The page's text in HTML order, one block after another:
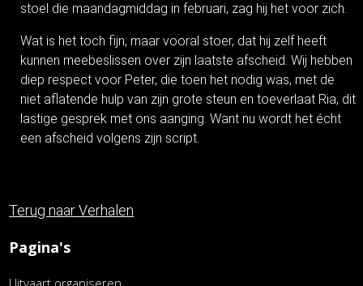
stoel die maandagmiddag in februari, zag hij het voor zich.
Wat is het toch fijn, maar vooral stoer, dat hij zelf heeft
kunnen meebeslissen over zijn laatste afscheid. Wij hebben
diep respect voor Peter, die toen het nodig was, met de
niet aflatende hulp van zijn grote steun en toeverlaat Ria, dit
lastige gesprek met ons aanging. Want nu wordt het écht
een afscheid volgens zijn script.
Terug naar Verhalen
Pagina's
Uitvaart organiseren